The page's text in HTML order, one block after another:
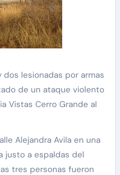
dos lesionadas por armas
de un ataque violento
Vistas Cerro Grande al
Alejandra Avila en una
justo a espaldas del
tres personas fueron